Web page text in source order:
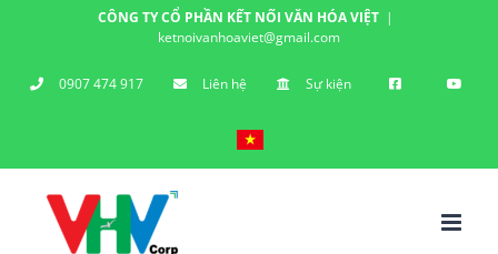
content
CÔNG TY CỔ PHẦN KẾT NỐI VĂN HÓA VIỆT |
ketnoivanhoaviet@gmail.com
0907 474 917 Liên hệ Sự kiện